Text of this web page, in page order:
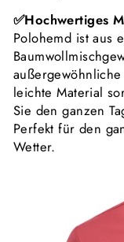
✅Hochwertiges
Polohemd ist aus
leichte Material
Sie den ganzen
Perfekt für den
Wetter.